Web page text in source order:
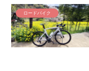
ロードバイク